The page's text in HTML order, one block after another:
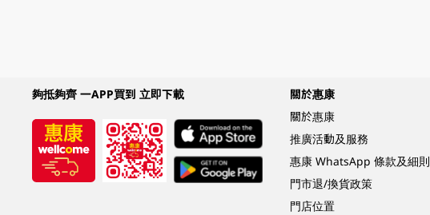
夠抵夠齊 一APP買到 立即下載
關於惠康
關於惠康
推廣活動及服務
惠康 WhatsApp 條款及細則
門市退/換貨政策
門店位置